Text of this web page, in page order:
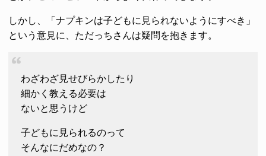
しかし、「ナプキンは子どもに見られないようにすべき」
という意見に、ただっちさんは疑問を抱きます。
わざわざ見せびらかしたり
細かく教える必要は
ないと思うけど
子どもに見られるのって
そんなにだめなの？